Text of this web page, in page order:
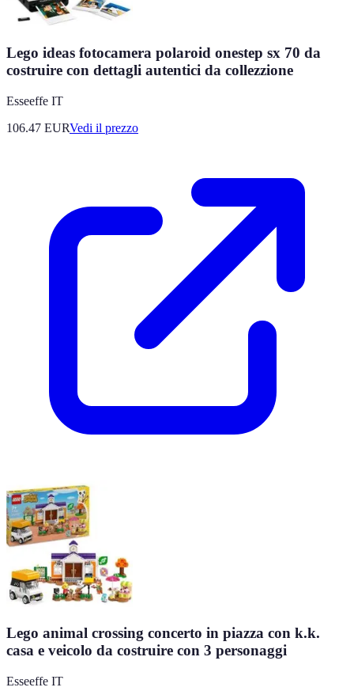
Lego ideas fotocamera polaroid onestep sx 70 da
costruire con dettagli autentici da collezzione
Esseeffe IT
106.47 EURVedi il prezzo
Lego animal crossing concerto in piazza con k.k.
casa e veicolo da costruire con 3 personaggi
Esseeffe IT